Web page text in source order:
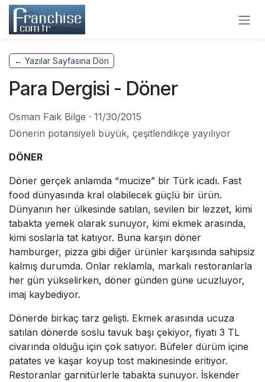
Skip to Content
← Yazılar Sayfasına Dön
Para Dergisi - Döner
Osman Faik Bilge · 11/30/2015
Dönerin potansiyeli büyük, çeşitlendikçe yayılıyor
DÖNER
Döner gerçek anlamda “mucize” bir Türk icadı. Fast
food dünyasında kral olabilecek güçlü bir ürün.
Dünyanın her ülkesinde satılan, sevilen bir lezzet, kimi
tabakta yemek olarak sunuyor, kimi ekmek arasında,
kimi soslarla tat katıyor. Buna karşın döner
hamburger, pizza gibi diğer ürünler karşısında sahipsiz
kalmış durumda. Onlar reklamla, markalı restoranlarla
her gün yükselirken, döner günden güne ucuzluyor,
imaj kaybediyor.
Dönerde birkaç tarz gelişti. Ekmek arasında ucuza
satılan dönerde soslu tavuk başı çekiyor, fiyatı 3 TL
civarında olduğu için çok satıyor. Büfeler dürüm içine
patates ve kaşar koyup tost makinesinde eritiyor.
Restoranlar garnitürlerle tabakta sunuyor. İskender